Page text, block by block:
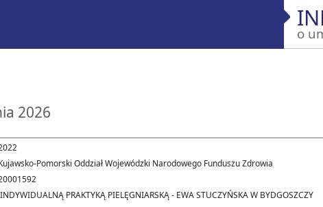
o
2026
Pomorski Oddział Wojewódzki Narodowego Funduszu Zdrowia
PRAKTYKĄ PIELĘGNIARSKĄ - EWA STUCZYŃSKA W BYDGOSZCZY